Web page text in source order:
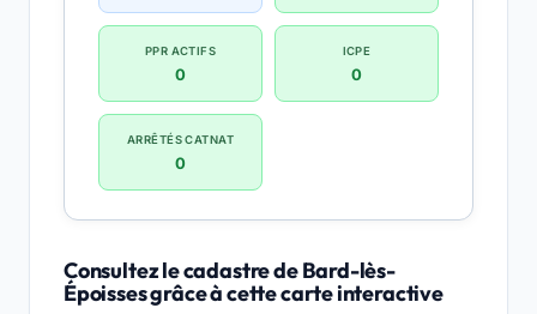
PPR ACTIFS
0
ICPE
0
ARRÊTÉS CATNAT
0
Consultez le cadastre de Bard-lès-
Époisses grâce à cette carte interactive